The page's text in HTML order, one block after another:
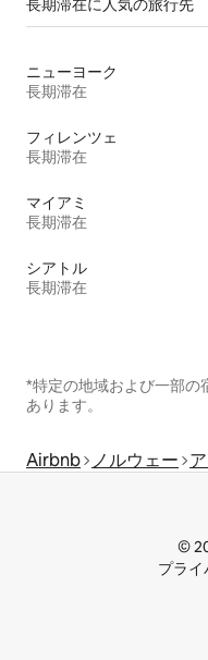
長期滞在に人気の旅行先
ニューヨーク
長期滞在
フィレンツェ
長期滞在
マイアミ
長期滞在
シアトル
長期滞在
*特定の地域および一部の
あります。
Airbnb ノルウェー
©
プライ